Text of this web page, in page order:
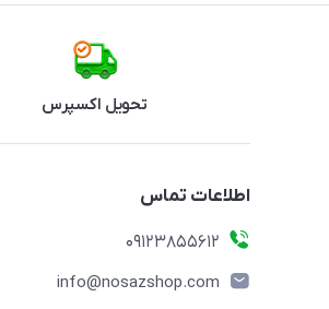
تحویل اکسپرس
اطلاعات تماس
09123855612
info@nosazshop.com